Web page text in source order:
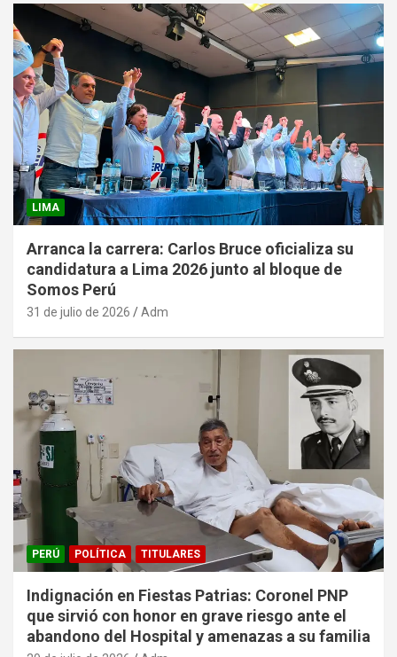
LIMA
Arranca la carrera: Carlos Bruce oficializa su
candidatura a Lima 2026 junto al bloque de
Somos Perú
31 de julio de 2026 Adm
PERÚ POLÍTICA TITULARES
Indignación en Fiestas Patrias: Coronel PNP
que sirvió con honor en grave riesgo ante el
abandono del Hospital y amenazas a su familia